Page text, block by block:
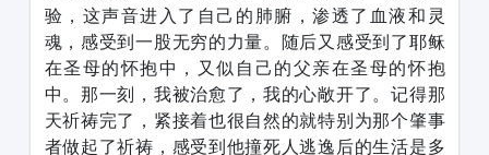
验，这声音进入了自己的肺腑，渗透了血液和灵
魂，感受到一股无穷的力量。随后又感受到了耶稣
在圣母的怀抱中，又似自己的父亲在圣母的怀抱
中。那一刻，我被治愈了，我的心敞开了。记得那
天祈祷完了，紧接着也很自然的就特别为那个肇事
者做起了祈祷，感受到他撞死人逃逸后的生活是多